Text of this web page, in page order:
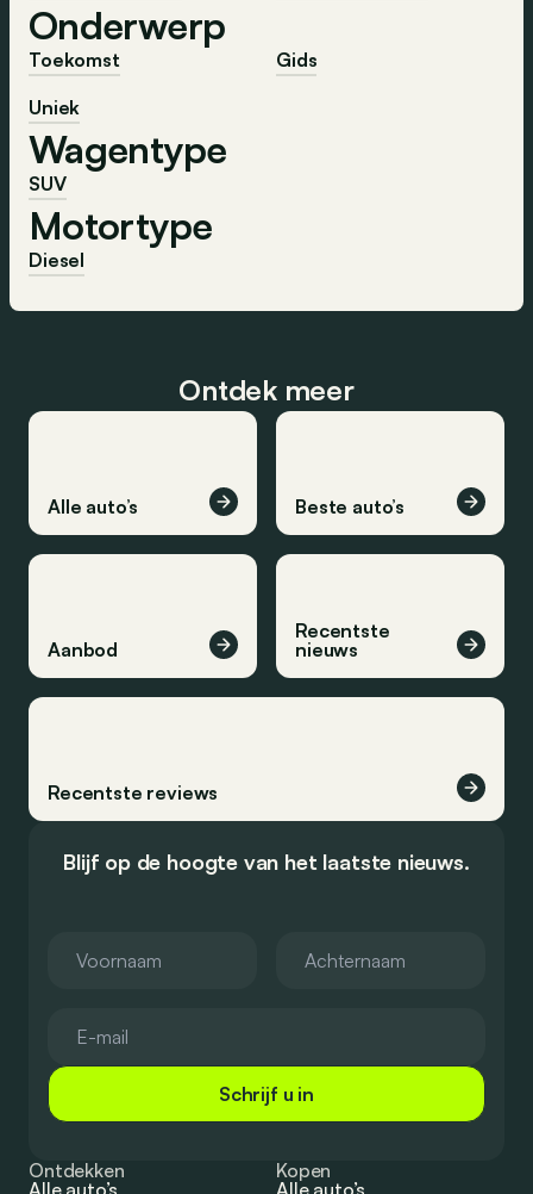
Onderwerp
Toekomst
Gids
Uniek
Wagentype
SUV
Motortype
Diesel
Ontdek meer
Alle auto’s Beste auto’s
Aanbod
Recentste
nieuws
Recentste reviews
Blijf op de hoogte van het laatste nieuws.
Schrijf u in
Ontdekken
Kopen